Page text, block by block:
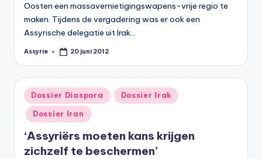
Oosten een massavernietigingswapens-vrije regio te
maken. Tijdens de vergadering was er ook een
Assyrische delegatie uit Irak…
Geplaatst
Assyrie 20 juni 2012
Geplaatst
in
Dossier Diaspora Dossier Irak
Dossier Iran
‘Assyriërs moeten kans krijgen
zichzelf te beschermen’